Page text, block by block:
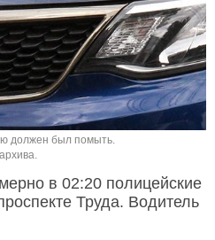
должен был помыть.
в 02:20 полицейские
Труда. Водитель